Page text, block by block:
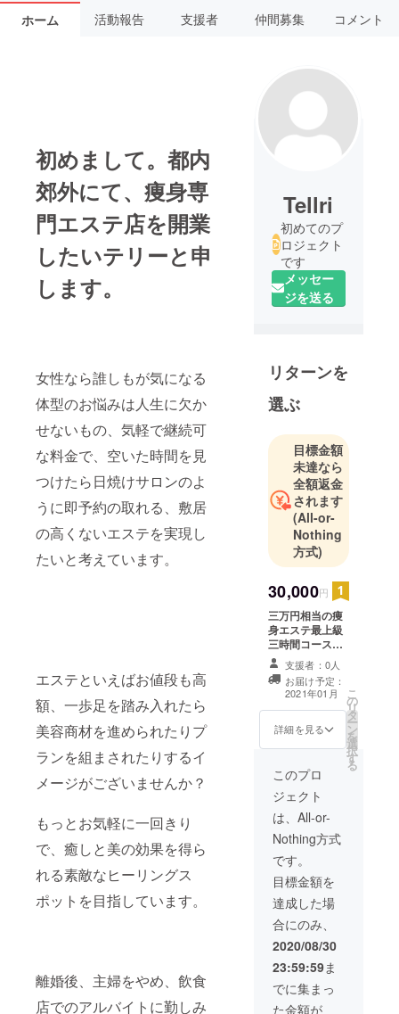
ホーム 活動報告 支援者 仲間募集 コメント
初めまして。都内
郊外にて、痩身専
門エステ店を開業
したいテリーと申
します。
女性なら誰しもが気になる
体型のお悩みは人生に欠か
せないもの、気軽で継続可
な料金で、空いた時間を見
つけたら日焼けサロンのよ
うに即予約の取れる、敷居
の高くないエステを実現し
たいと考えています。
エステといえばお値段も高
額、一歩足を踏み入れたら
美容商材を進められたりプ
ランを組まされたりするイ
メージがございませんか？
もっとお気軽に一回きり
で、癒しと美の効果を得ら
れる素敵なヒーリングス
ポットを目指しています。
離婚後、主婦をやめ、飲食
店でのアルバイトに勤しみ
Tellri
初めてのプ
ロジェクト
です
メッセー
ジを送る
リターンを
選ぶ
目標金額
未達なら
全額返金
されます
(All-or-
Nothing
方式)
30,000円
三万円相当の痩
身エステ最上級
三時間コースの
無料チケットを
一枚、リターン
としてご提供致
します。 提供方
法は2021年１月
～２月内に、ご
布にてお届けし
ます。 ご家族、
ご友人に譲渡可
能です。 またチ
ケットを使用す
るには店舗まで
来店していただ
く必要がありま
すのを予めご了
承くださいま
せ。 「有効期
限：2021年1
月〜2021年6月
支援者：0人
お届け予定：
2021年01月
詳細を見る
こ
の
リ
タ
ー
ン
を
選
択
す
る
このプロ
ジェクト
は、All-or-
Nothing方式
です。
目標金額を
達成した場
合にのみ、
2020/08/30
23:59:59ま
でに集まっ
た金額が